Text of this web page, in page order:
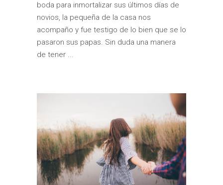
boda para inmortalizar sus últimos días de
novios, la pequeña de la casa nos
acompaño y fue testigo de lo bien que se lo
pasaron sus papas. Sin duda una manera
de tener